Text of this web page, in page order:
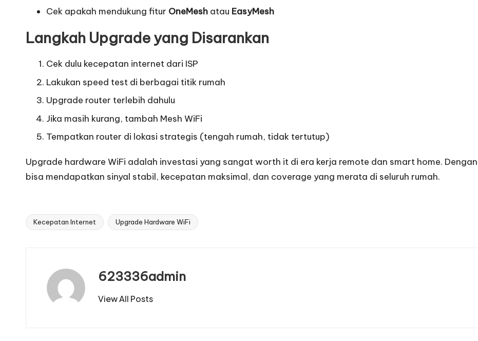
Cek apakah mendukung fitur OneMesh atau EasyMesh
Langkah Upgrade yang Disarankan
Cek dulu kecepatan internet dari ISP
Lakukan speed test di berbagai titik rumah
Upgrade router terlebih dahulu
Jika masih kurang, tambah Mesh WiFi
Tempatkan router di lokasi strategis (tengah rumah, tidak tertutup)
Upgrade hardware WiFi adalah investasi yang sangat worth it di era kerja remote dan smart home.
bisa mendapatkan sinyal stabil, kecepatan maksimal, dan coverage yang merata di seluruh rumah.
Tags:
Kecepatan Internet Upgrade Hardware WiFi
623336admin
View All Posts